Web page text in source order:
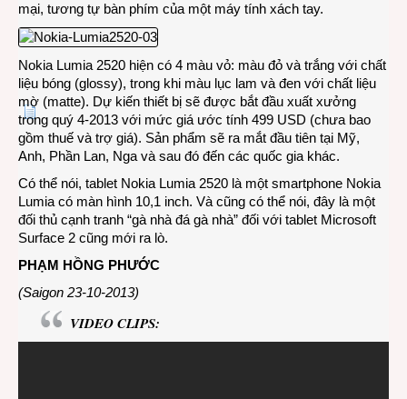
mại, tương tự bàn phím của một máy tính xách tay.
Nokia Lumia 2520 hiện có 4 màu vỏ: màu đỏ và trắng với chất
liệu bóng (glossy), trong khi màu lục lam và đen với chất liệu
mờ (matte). Dự kiến thiết bị sẽ được bắt đầu xuất xưởng
trong quý 4-2013 với mức giá ước tính 499 USD (chưa bao
gồm thuế và trợ giá). Sản phẩm sẽ ra mắt đầu tiên tại Mỹ,
Anh, Phần Lan, Nga và sau đó đến các quốc gia khác.
Có thể nói, tablet Nokia Lumia 2520 là một smartphone Nokia
Lumia có màn hình 10,1 inch. Và cũng có thể nói, đây là một
đối thủ cạnh tranh “gà nhà đá gà nhà” đối với tablet Microsoft
Surface 2 cũng mới ra lò.
PHẠM HỒNG PHƯỚC
(Saigon 23-10-2013)
VIDEO CLIPS: